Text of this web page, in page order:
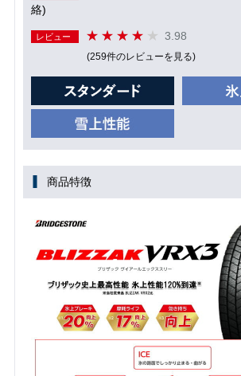
絡)
レビュー 3.98
(259件のレビューを見る)
商品特徴